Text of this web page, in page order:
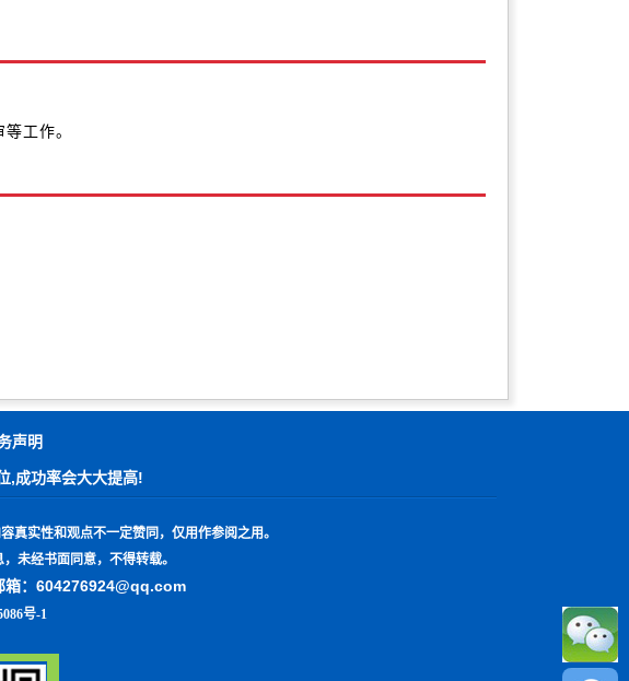
工作。
声明
,成功率会大大提高!
真实性和观点不一定赞同，仅用作参阅之用。
经书面同意，不得转载。
：604276924@qq.com
号-1